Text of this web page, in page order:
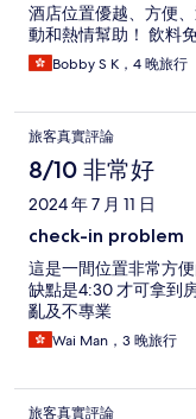
酒店位置優越、方便
動和熱情幫助！ 飲料
Bobby S K，4 晚旅行
旅客真實評論
8/10 非常好
2024 年 7 月 11 日
check-in problem
這是一間位置非常方
缺點是4:30 才可拿到
亂及不專業
Wai Man，3 晚旅行
旅客真實評論